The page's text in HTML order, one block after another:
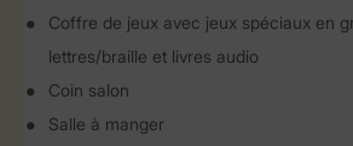
Coffre de jeux avec jeux spéciaux en
lettres/braille et livres audio
Coin salon
Salle à manger